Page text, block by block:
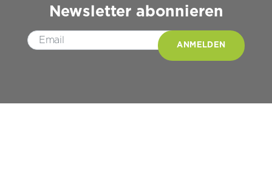
Newsletter abonnieren
Please leave this field empty.